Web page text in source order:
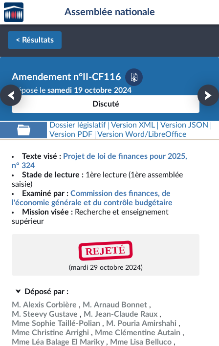
Aller au contenu
Aller en bas de la page
Accèder
à la
page
d'accueil
Assemblée nationale
< Résultats
Amendement n°II-CF116
Déposé le samedi 19 octobre 2024
Discuté
Dossier législatif Version XML
Version JSON
Version PDF
Version Word/LibreOffice
Texte visé : Projet de loi de finances pour 2025,
n° 324
Stade de lecture : 1ère lecture (1ère assemblée
saisie)
Examiné par : Commission des finances, de
l'économie générale et du contrôle budgétaire
Mission visée : Recherche et enseignement
supérieur
REJETÉ
(mardi 29 octobre 2024)
Déposé par :
M. Alexis Corbière
M. Arnaud Bonnet
M. Steevy Gustave
M. Jean-Claude Raux
Mme Sophie Taillé-Polian
M. Pouria Amirshahi
Mme Christine Arrighi
Mme Clémentine Autain
Mme Léa Balage El Mariky
Mme Lisa Belluco